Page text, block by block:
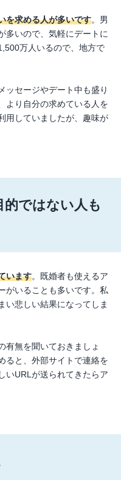
を求める人が多いです。男
多いので、気軽にデートに
万人いるので、地方で
ッセージやデート中も盛り
より自分の求めている人を
用していましたが、趣味が
的ではない人も
います。既婚者も使えるア
がいることも多いです。私
い悲しい結果になってしま
有無を聞いておきましょ
ると、外部サイトで連絡を
いURLが送られてきたらア